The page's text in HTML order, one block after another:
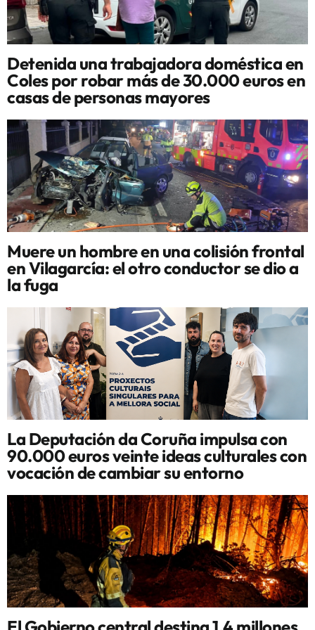
Detenida una trabajadora doméstica en
Coles por robar más de 30.000 euros en
casas de personas mayores
Muere un hombre en una colisión frontal
en Vilagarcía: el otro conductor se dio a
la fuga
La Deputación da Coruña impulsa con
90.000 euros veinte ideas culturales con
vocación de cambiar su entorno